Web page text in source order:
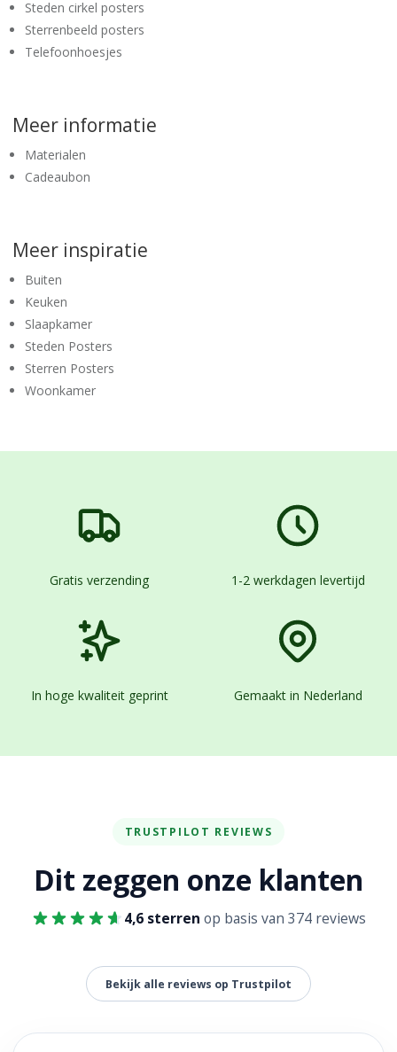
Steden cirkel posters
Sterrenbeeld posters
Telefoonhoesjes
Meer informatie
Materialen
Cadeaubon
Meer inspiratie
Buiten
Keuken
Slaapkamer
Steden Posters
Sterren Posters
Woonkamer
Gratis verzending 1-2 werkdagen levertijd
In hoge kwaliteit geprint Gemaakt in Nederland
TRUSTPILOT REVIEWS
Dit zeggen onze klanten
4,6 sterren op basis van 374 reviews
Bekijk alle reviews op Trustpilot